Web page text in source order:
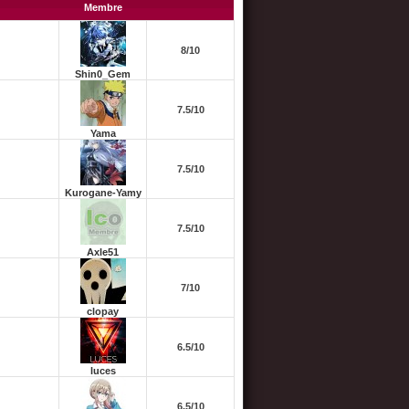
Membre
Shin0_Gem
8/10
Yama
7.5/10
Kurogane-Yamy
7.5/10
Axle51
7.5/10
clopay
7/10
luces
6.5/10
6.5/10